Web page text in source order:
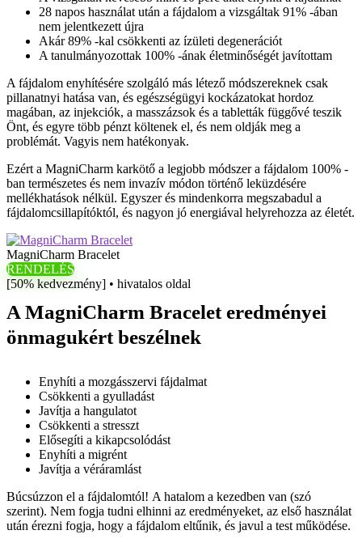
28 napos használat után a fájdalom a vizsgáltak 91% -ában
nem jelentkezett újra
Akár 89% -kal csökkenti az ízületi degenerációt
A tanulmányozottak 100% -ának életminőségét javítottam
A fájdalom enyhítésére szolgáló más létező módszereknek csak
pillanatnyi hatása van, és egészségügyi kockázatokat hordoz
magában, az injekciók, a masszázsok és a tabletták függővé teszik
Önt, és egyre több pénzt költenek el, és nem oldják meg a
problémát. Vagyis nem hatékonyak.
Ezért a MagniCharm karkötő a legjobb módszer a fájdalom 100% -
ban természetes és nem invazív módon történő leküzdésére
mellékhatások nélkül. Egyszer és mindenkorra megszabadul a
fájdalomcsillapítóktól, és nagyon jó energiával helyrehozza az életét.
MagniCharm Bracelet
RENDELÉS
[50% kedvezmény] • hivatalos oldal
A MagniCharm Bracelet eredményei
önmagukért beszélnek
Enyhíti a mozgásszervi fájdalmat
Csökkenti a gyulladást
Javítja a hangulatot
Csökkenti a stresszt
Elősegíti a kikapcsolódást
Enyhíti a migrént
Javítja a véráramlást
Búcsúzzon el a fájdalomtól! A hatalom a kezedben van (szó
szerint). Nem fogja tudni elhinni az eredményeket, az első használat
után érezni fogja, hogy a fájdalom eltűnik, és javul a test működése.